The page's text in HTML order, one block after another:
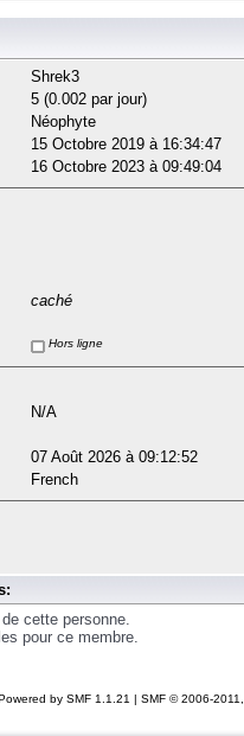
Programmation
Stéganographie
Wargame
Shrek3
5 (0.002 par jour)
Néophyte
15 Octobre 2019 à 16:34:47
16 Octobre 2023 à 09:49:04
caché
Hors ligne
N/A
07 Août 2026 à 09:12:52
French
cette personne.
pour ce membre.
by SMF 1.1.21 | SMF © 2006-